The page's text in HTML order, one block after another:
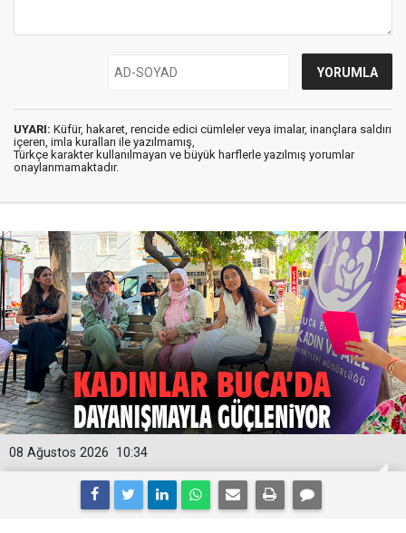
UYARI: Küfür, hakaret, rencide edici cümleler veya imalar, inançlara saldırı
içeren, imla kuralları ile yazılmamış,
Türkçe karakter kullanılmayan ve büyük harflerle yazılmış yorumlar
onaylanmamaktadır.
10:34
08 Ağustos 2026